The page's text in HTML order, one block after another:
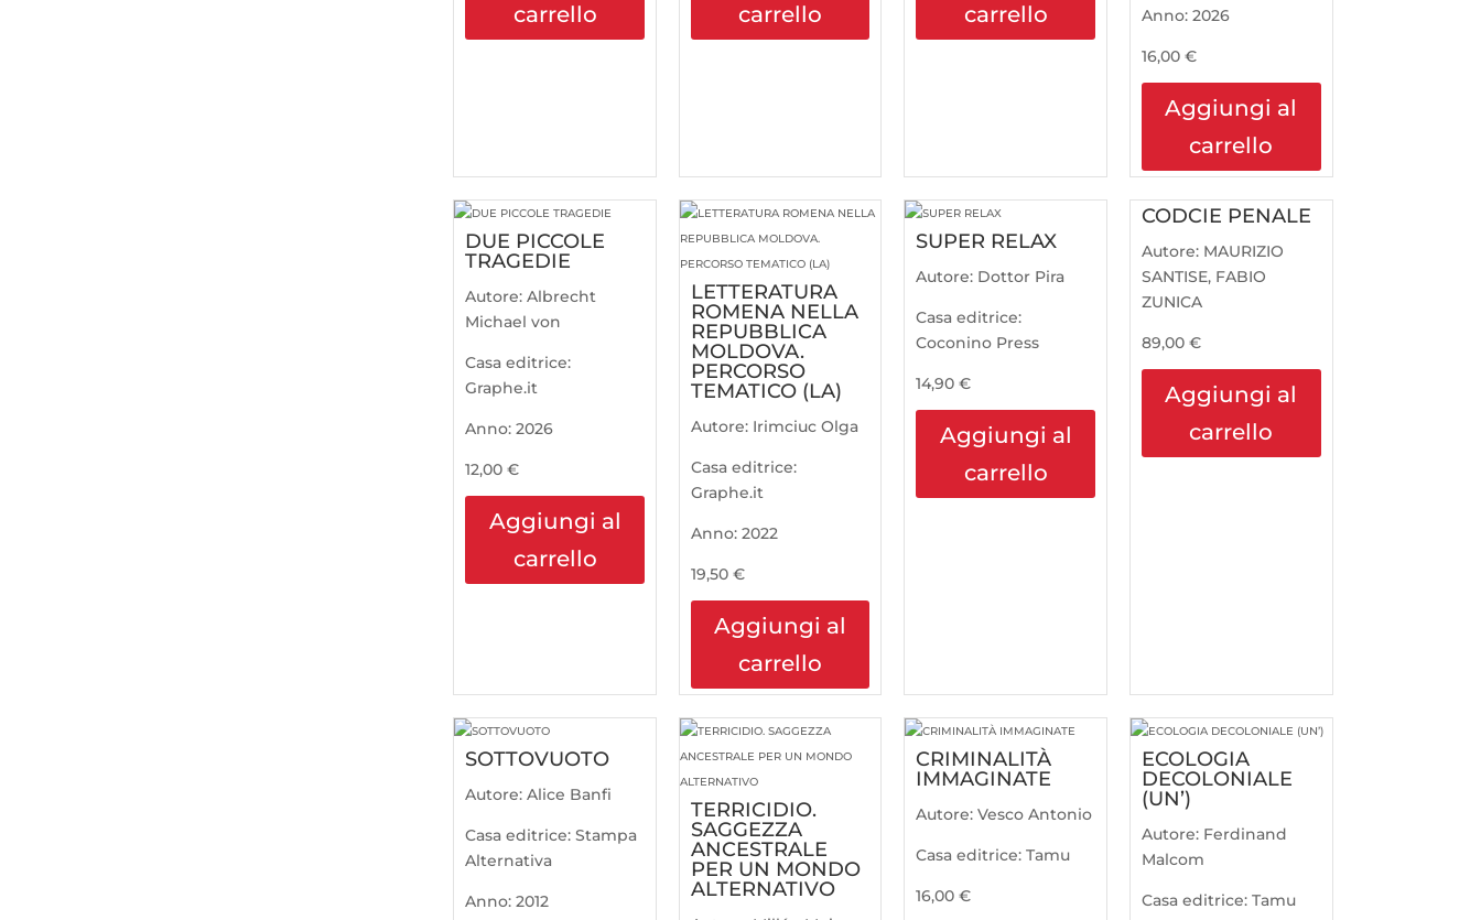
carrello
carrello
carrello
Anno: 2026
16,00 €
Aggiungi al
carrello
DUE PICCOLE
TRAGEDIE
Autore:Albrecht
Michael von
Casa editrice:
Graphe.it
Anno:2026
12,00€
Aggiungi al
carrello
LETTERATURA
ROMENA NELLA
REPUBBLICA
MOLDOVA.
PERCORSO
TEMATICO (LA)
Autore: Irimciuc Olga
Casa editrice:
Graphe.it
Anno: 2022
19,50 €
Aggiungi al
carrello
SUPER RELAX
Autore: Dottor Pira
Casa editrice:
Coconino Press
14,90€
Aggiungi al
carrello
CODCIE PENALE
Autore: MAURIZIO
SANTISE, FABIO
ZUNICA
89,00 €
Aggiungi al
carrello
SOTTOVUOTO
Autore:Alice Banfi
Casa editrice:Stampa
Alternativa
Anno:2012
TERRICIDIO.
SAGGEZZA
ANCESTRALE
PER UN MONDO
ALTERNATIVO
CRIMINALITÀ
IMMAGINATE
Autore:Vesco Antonio
Casa editrice:Tamu
16,00€
ECOLOGIA
DECOLONIALE
(UN’)
Autore: Ferdinand
Malcom
Casa editrice: Tamu